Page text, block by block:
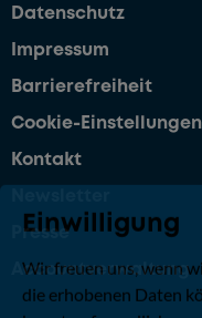
Datenschutz
Impressum
Barrierefreiheit
Cookie-Einstellungen
Kontakt
Presse
Accountverwaltung
Einwilligung
Wir freuen uns, wenn
die erhobenen Daten